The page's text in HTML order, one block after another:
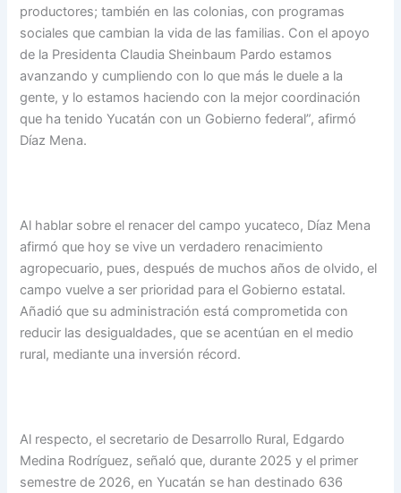
productores; también en las colonias, con programas
sociales que cambian la vida de las familias. Con el apoyo
de la Presidenta Claudia Sheinbaum Pardo estamos
avanzando y cumpliendo con lo que más le duele a la
gente, y lo estamos haciendo con la mejor coordinación
que ha tenido Yucatán con un Gobierno federal”, afirmó
Díaz Mena.
Al hablar sobre el renacer del campo yucateco, Díaz Mena
afirmó que hoy se vive un verdadero renacimiento
agropecuario, pues, después de muchos años de olvido, el
campo vuelve a ser prioridad para el Gobierno estatal.
Añadió que su administración está comprometida con
reducir las desigualdades, que se acentúan en el medio
rural, mediante una inversión récord.
Al respecto, el secretario de Desarrollo Rural, Edgardo
Medina Rodríguez, señaló que, durante 2025 y el primer
semestre de 2026, en Yucatán se han destinado 636